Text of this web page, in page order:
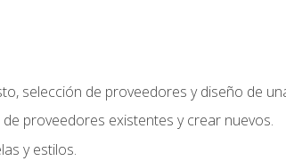
selección de proveedores y diseño de
proveedores existentes y crear nuevos.
y estilos.